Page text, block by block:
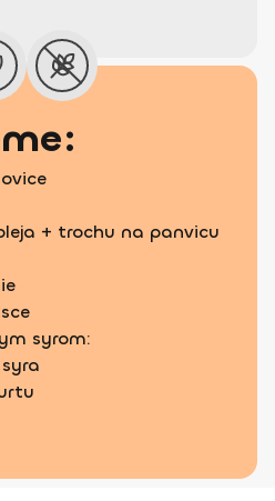
+ trochu na panvicu
syrom: